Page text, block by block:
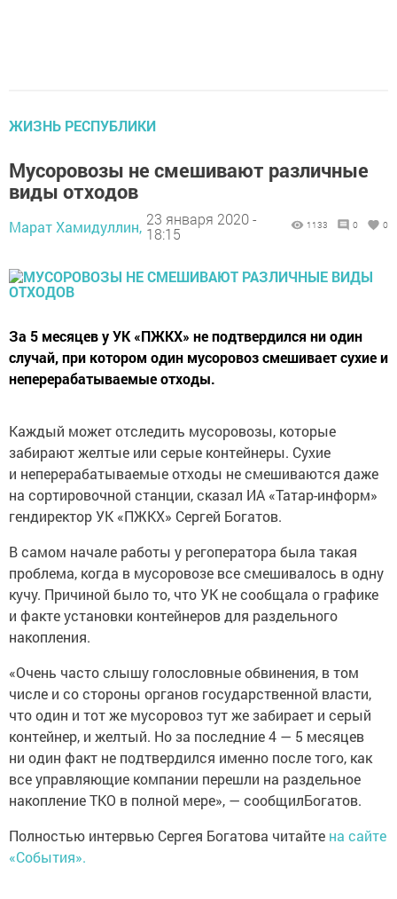
ЖИЗНЬ РЕСПУБЛИКИ
Мусоровозы не смешивают различные
виды отходов
Марат Хамидуллин, 23 января 2020 -
18:15
1133 0 0
За 5 месяцев у УК «ПЖКХ» не подтвердился ни один
случай, при котором один мусоровоз смешивает сухие и
неперерабатываемые отходы.
Каждый может отследить мусоровозы, которые
забирают желтые или серые контейнеры. Сухие
и неперерабатываемые отходы не смешиваются даже
на сортировочной станции, сказал ИА «Татар-информ»
гендиректор УК «ПЖКХ» Сергей Богатов.
В самом начале работы у регоператора была такая
проблема, когда в мусоровозе все смешивалось в одну
кучу. Причиной было то, что УК не сообщала о графике
и факте установки контейнеров для раздельного
накопления.
«Очень часто слышу голословные обвинения, в том
числе и со стороны органов государственной власти,
что один и тот же мусоровоз тут же забирает и серый
контейнер, и желтый. Но за последние 4 — 5 месяцев
ни один факт не подтвердился именно после того, как
все управляющие компании перешли на раздельное
накопление ТКО в полной мере», — сообщилБогатов.
Полностью интервью Сергея Богатова читайте на сайте
«События».